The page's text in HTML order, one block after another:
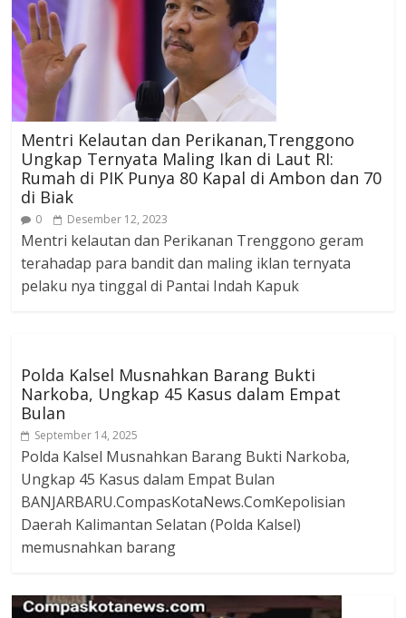
Mentri Kelautan dan Perikanan,Trenggono
Ungkap Ternyata Maling Ikan di Laut RI:
Rumah di PIK Punya 80 Kapal di Ambon dan 70
di Biak
0 Desember 12, 2023
Mentri kelautan dan Perikanan Trenggono geram
terahadap para bandit dan maling iklan ternyata
pelaku nya tinggal di Pantai Indah Kapuk
Polda Kalsel Musnahkan Barang Bukti
Narkoba, Ungkap 45 Kasus dalam Empat
Bulan
September 14, 2025
Polda Kalsel Musnahkan Barang Bukti Narkoba,
Ungkap 45 Kasus dalam Empat Bulan
BANJARBARU.CompasKotaNews.ComKepolisian
Daerah Kalimantan Selatan (Polda Kalsel)
memusnahkan barang